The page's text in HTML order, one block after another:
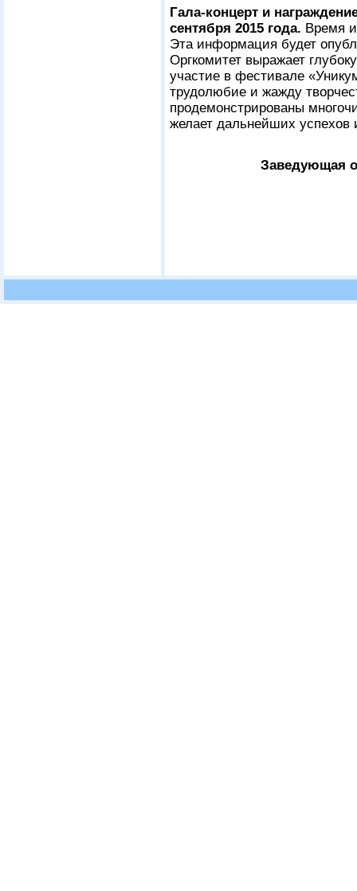
Гала-концерт и
сентября 2015 года. Время
Эта информация будет
Оргкомитет выражает
участие в фестивале
трудолюбие и жажду
продемонстрированы
желает дальнейших успехов
Заведующая